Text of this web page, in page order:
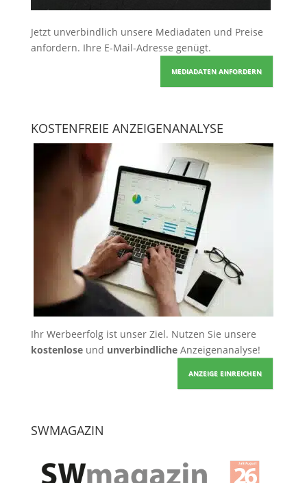
Jetzt unverbindlich unsere Mediadaten und Preise
anfordern. Ihre E-Mail-Adresse genügt.
MEDIADATEN ANFORDERN
KOSTENFREIE ANZEIGENANALYSE
Ihr Werbeerfolg ist unser Ziel. Nutzen Sie unsere
kostenloseund unverbindlicheAnzeigenanalyse!
ANZEIGE EINREICHEN
SWMAGAZIN